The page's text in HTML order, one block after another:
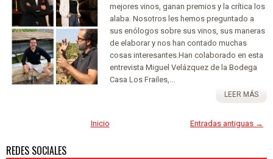
mejores vinos, ganan premios y la crítica los
alaba. Nosotros les hemos preguntado a
sus enólogos sobre sus vinos, sus maneras
de elaborar y nos han contado muchas
cosas interesantes.Han colaborado en esta
entrevista Miguel Velázquez de la Bodega
Casa Los Frailes,...
LEER MÁS
Entradas antiguas →
Inicio
REDES SOCIALES